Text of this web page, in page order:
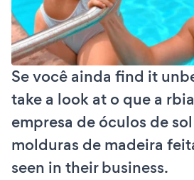
Se você ainda find it
take a look at o que a
empresa de óculos de
molduras de madeira
seen in their business.